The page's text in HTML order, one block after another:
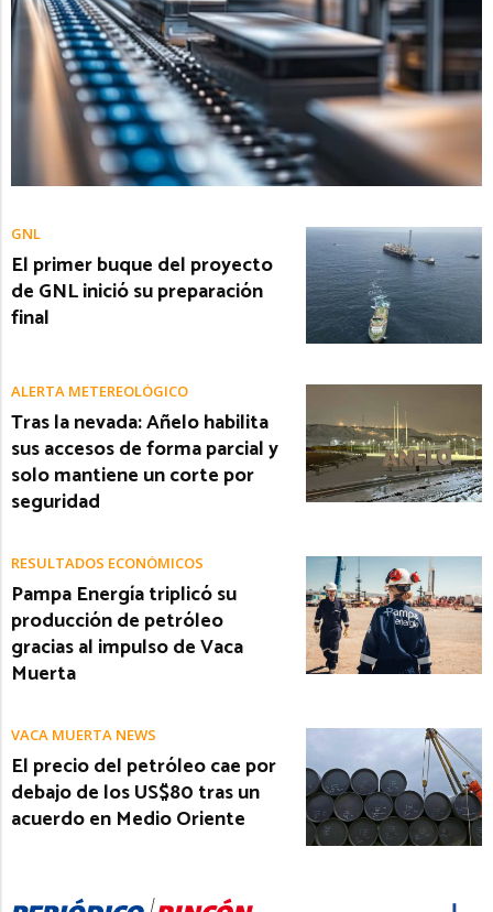
GNL
El primer buque del proyecto
de GNL inició su preparación
final
ALERTA METEREOLÓGICO
Tras la nevada: Añelo habilita
sus accesos de forma parcial y
solo mantiene un corte por
seguridad
RESULTADOS ECONÓMICOS
Pampa Energía triplicó su
producción de petróleo
gracias al impulso de Vaca
Muerta
VACA MUERTA NEWS
El precio del petróleo cae por
debajo de los US$80 tras un
acuerdo en Medio Oriente